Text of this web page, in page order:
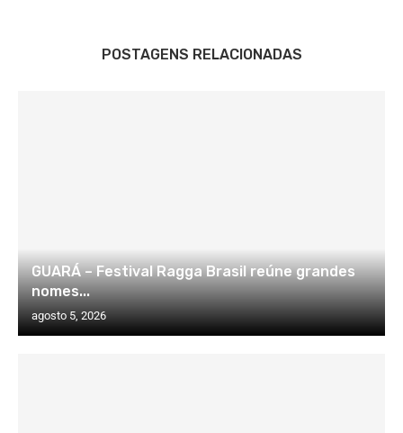
POSTAGENS RELACIONADAS
GUARÁ – Festival Ragga Brasil reúne grandes
nomes...
agosto 5, 2026